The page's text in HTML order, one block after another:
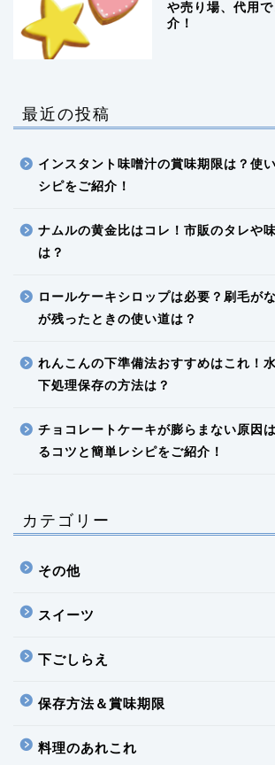
や売り場、代用
介！
最近の投稿
インスタント味噌汁の賞味期限は？使
シピをご紹介！
ナムルの黄金比はコレ！市販のタレや
は？
ロールケーキシロップは必要？刷毛が
が残ったときの使い道は？
れんこんの下準備法おすすめはこれ！
下処理保存の方法は？
チョコレートケーキが膨らまない原因
るコツと簡単レシピをご紹介！
カテゴリー
その他
スイーツ
下ごしらえ
保存方法＆賞味期限
料理のあれこれ